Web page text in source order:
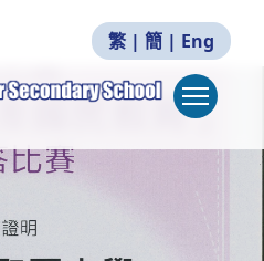
繁 | 簡 | Eng